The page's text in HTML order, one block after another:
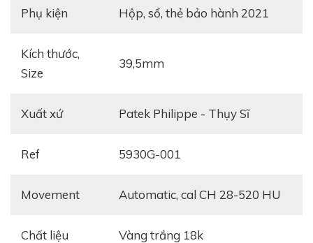
đoán rằng đây sẽ là một mẫu nữa có ngày càng tăng
Phụ kiện Hộp, sổ, thẻ bảo hành 2021
Kích thước,
Size
39,5mm
Xuất xứ Patek Philippe - Thụy Sĩ
Ref 5930G-001
Movement Automatic, cal CH 28-520 HU
Chất liệu Vàng trắng 18k